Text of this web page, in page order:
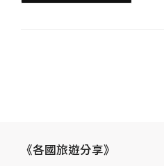
《各國旅遊分享》